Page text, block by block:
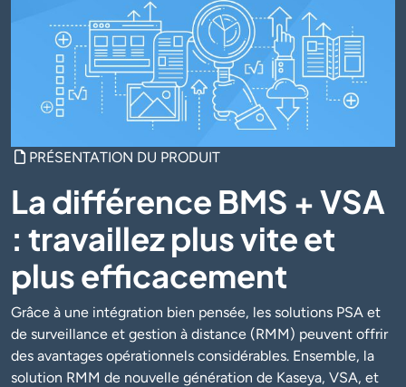
PRÉSENTATION DU PRODUIT
La différence BMS + VSA
: travaillez plus vite et
plus efficacement
Grâce à une intégration bien pensée, les solutions PSA et
de surveillance et gestion à distance (RMM) peuvent offrir
des avantages opérationnels considérables. Ensemble, la
solution RMM de nouvelle génération de Kaseya, VSA, et